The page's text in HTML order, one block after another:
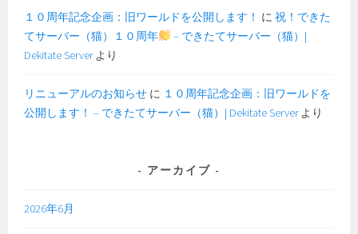
１０周年記念企画：旧ワールドを公開します！ に祝！できた
てサーバー（猫）１０周年
– できたてサーバー（猫）|
Dekitate Serverより
リニューアルのお知らせ に １０周年記念企画：旧ワールドを
公開します！ – できたてサーバー（猫）| Dekitate Serverより
アーカイブ
2026年6月